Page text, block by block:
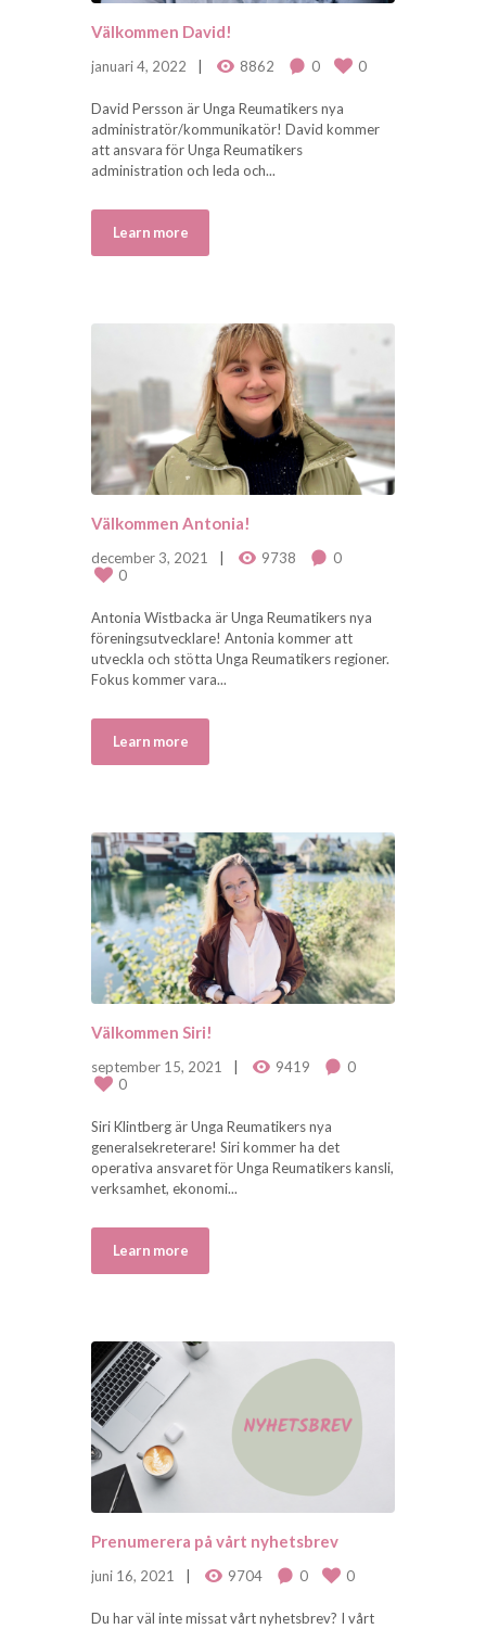
Välkommen David!
januari 4, 2022 8862 0 0
David Persson är Unga Reumatikers nya
administratör/kommunikatör! David kommer
att ansvara för Unga Reumatikers
administration och leda och...
Learn more
Välkommen Antonia!
december 3, 2021 9738
0
0
Antonia Wistbacka är Unga Reumatikers nya
föreningsutvecklare! Antonia kommer att
utveckla och stötta Unga Reumatikers regioner.
Fokus kommer vara...
Learn more
Välkommen Siri!
september 15, 2021 9419
0
0
Siri Klintberg är Unga Reumatikers nya
generalsekreterare! Siri kommer ha det
operativa ansvaret för Unga Reumatikers kansli,
verksamhet, ekonomi...
Learn more
Prenumerera på vårt nyhetsbrev
juni 16, 2021 9704 0 0
Du har väl inte missat vårt nyhetsbrev? I vårt